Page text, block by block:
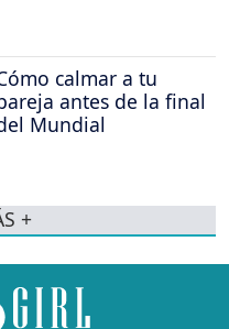
calmar a tu
antes de la final
Mundial
+